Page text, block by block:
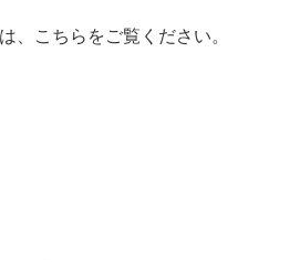
、こちらをご覧ください。